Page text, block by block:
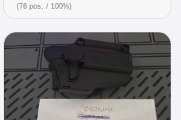
(76 pos. / 100%)